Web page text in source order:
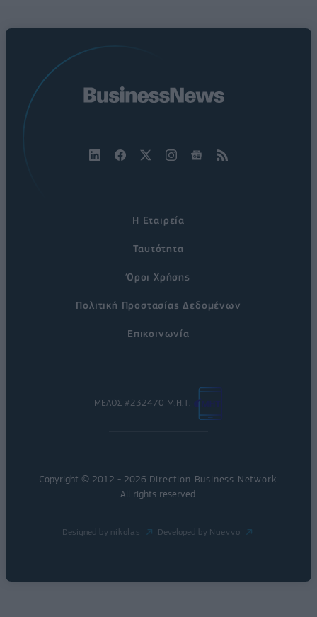
Η Εταιρεία
Ταυτότητα
Όροι Χρήσης
Πολιτική Προστασίας Δεδομένων
Επικοινωνία
ΜΕΛΟΣ #232470 Μ.Η.Τ.
Copyright © 2012 - 2026 Direction Business Network
All rights reserved.
Designed by nikolas Developed by Nuevvo